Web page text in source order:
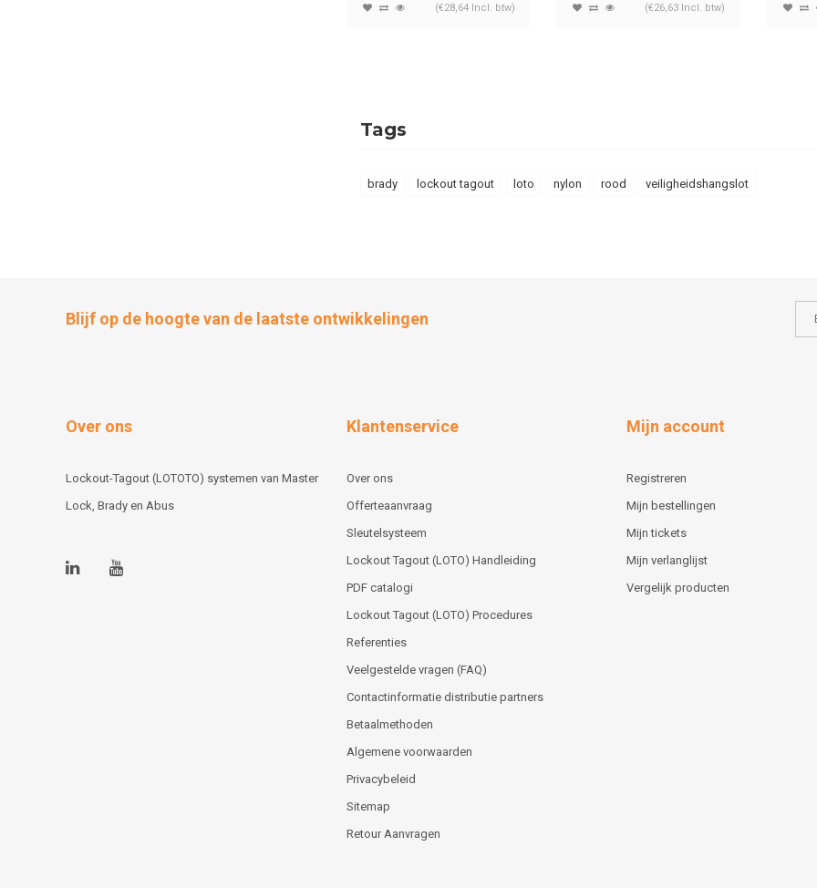
(€28,64 Incl. btw) (€26,63 Incl. btw)
Tags
brady lockout tagout loto nylon rood veiligheidshangslot
Blijf op de hoogte van de laatste ontwikkelingen
Over ons
Lockout-Tagout (LOTOTO) systemen van Master
Lock, Brady en Abus
Klantenservice
Over ons
Offerteaanvraag
Sleutelsysteem
Lockout Tagout (LOTO) Handleiding
PDF catalogi
Lockout Tagout (LOTO) Procedures
Referenties
Veelgestelde vragen (FAQ)
Contactinformatie distributie partners
Betaalmethoden
Algemene voorwaarden
Privacybeleid
Sitemap
Retour Aanvragen
Mijn account
Registreren
Mijn bestellingen
Mijn tickets
Mijn verlanglijst
Vergelijk producten